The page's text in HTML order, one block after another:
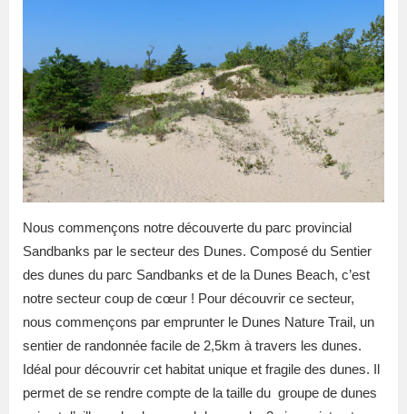
Nous commençons notre découverte du parc provincial
Sandbanks par le secteur des Dunes. Composé du Sentier
des dunes du parc Sandbanks et de la Dunes Beach, c’est
notre secteur coup de cœur ! Pour découvrir ce secteur,
nous commençons par emprunter le Dunes Nature Trail, un
sentier de randonnée facile de 2,5km à travers les dunes.
Idéal pour découvrir cet habitat unique et fragile des dunes. Il
permet de se rendre compte de la taille du groupe de dunes